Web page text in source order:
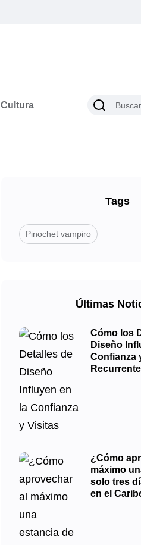
Cultura
Tags
Pinochet vampiro
Últimas
Cómo los
Diseño
Confianza
¿Cómo
máximo
solo tres
en el